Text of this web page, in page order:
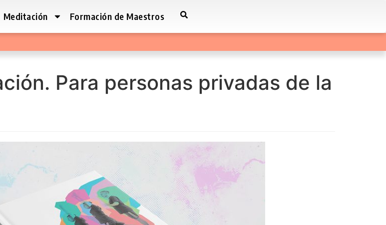
Meditación Formación de Maestros
Para personas privadas de la